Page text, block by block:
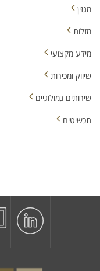
מגזין
מזלות
מידע מקצועי
שיווק ומכירות
שירותים גמולוגיים
תכשיטים